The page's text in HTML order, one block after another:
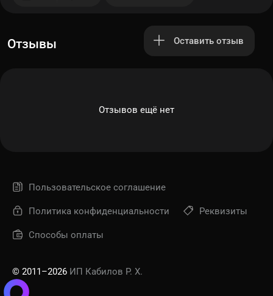
Отзывы Оставить отзыв
Отзывов ещё нет
Пользовательское соглашение
Политика конфиденциальности Реквизиты
Способы оплаты
© 2011–2026 ИП Кабилов Р. Х.